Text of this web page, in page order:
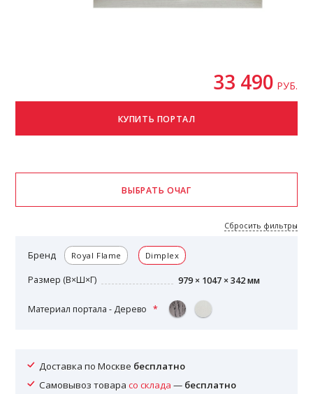
33 490 РУБ.
Бренд Royal Flame Dimplex
Размер (В×Ш×Г) 979 × 1047 × 342 мм
Материал портала - Дерево
Сбросить фильтры
Доставка по Москве бесплатно
Самовывоз товарасо склада — бесплатно